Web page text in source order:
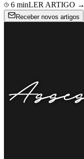
6 minLER ARTIGO →
Receber novos artigos